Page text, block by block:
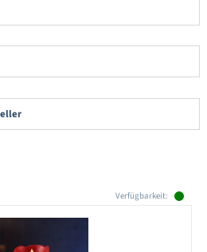
Verfügbarkeit: